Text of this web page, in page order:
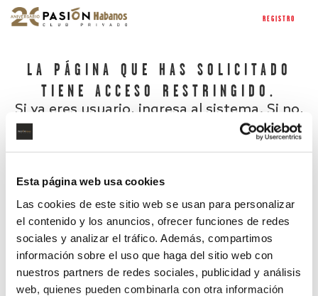
Esta página web usa cookies
Las cookies de este sitio web se usan para personalizar
el contenido y los anuncios, ofrecer funciones de redes
sociales y analizar el tráfico. Además, compartimos
información sobre el uso que haga del sitio web con
nuestros partners de redes sociales, publicidad y análisis
web, quienes pueden combinarla con otra información
REGISTRO
LA PÁGINA QUE HAS SOLICITADO
TIENE ACCESO RESTRINGIDO.
Si ya eres usuario, ingresa al sistema. Si no,
¿Has olvidado tu contraseña?